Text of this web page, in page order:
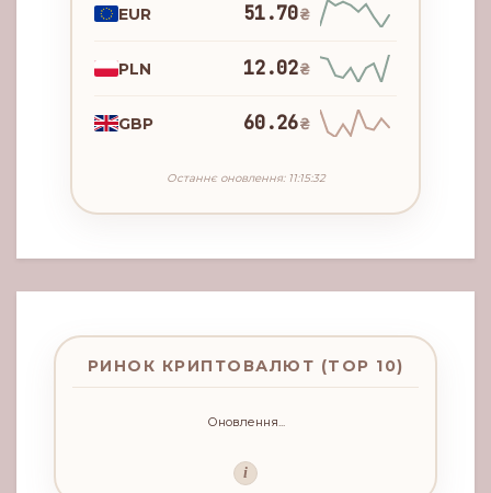
EUR 51.70₴
PLN 12.02₴
GBP 60.26₴
Останнє оновлення: 11:15:32
РИНОК КРИПТОВАЛЮТ (TOP 10)
Оновлення...
i